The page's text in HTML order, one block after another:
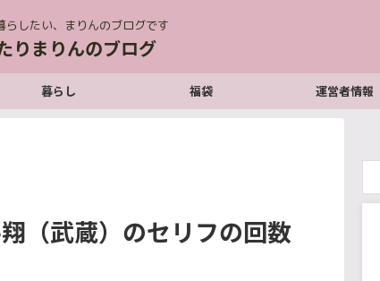
らしたい、まりんのブログです
りまりんのブログ
暮らし 福袋 運営者情報
（武蔵）のセリフの回数